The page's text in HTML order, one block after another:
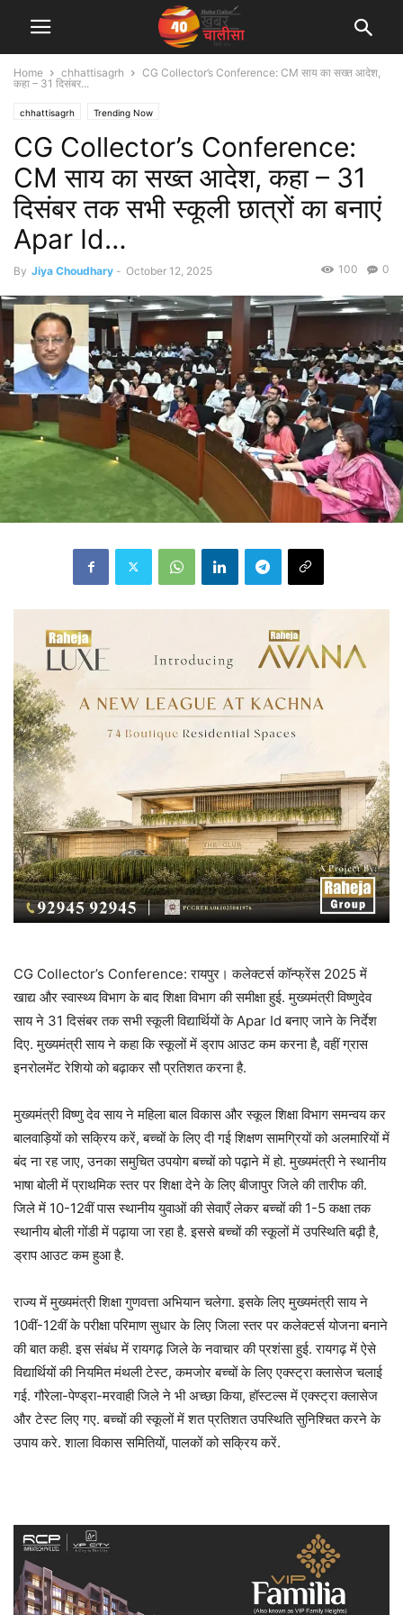
Home chhattisagrh
CG Collector’s Conference: CM साय का सख्त आदेश,
कहा – 31 दिसंबर...
chhattisagrh Trending Now
CG Collector’s Conference:
CM साय का सख्त आदेश, कहा – 31
दिसंबर तक सभी स्कूली छात्रों का बनाएं
Apar Id…
By Jiya Choudhary - October 12, 2025 0
100
CG Collector’s Conference: रायपुर। कलेक्टर्स कॉन्फ्रेंस 2025 में
खाद्य और स्वास्थ्य विभाग के बाद शिक्षा विभाग की समीक्षा हुई. मुख्यमंत्री विष्णुदेव
साय ने 31 दिसंबर तक सभी स्कूली विद्यार्थियों के Apar Id बनाए जाने के निर्देश
दिए. मुख्यमंत्री साय ने कहा कि स्कूलों में ड्राप आउट कम करना है, वहीं ग्रास
इनरोलमेंट रेशियो को बढ़ाकर सौ प्रतिशत करना है.
मुख्यमंत्री विष्णु देव साय ने महिला बाल विकास और स्कूल शिक्षा विभाग समन्वय कर
बालवाड़ियों को सक्रिय करें, बच्चों के लिए दी गई शिक्षण सामग्रियों को अलमारियों में
बंद ना रह जाए, उनका समुचित उपयोग बच्चों को पढ़ाने में हो. मुख्यमंत्री ने स्थानीय
भाषा बोली में प्राथमिक स्तर पर शिक्षा देने के लिए बीजापुर जिले की तारीफ की.
जिले में 10-12वीं पास स्थानीय युवाओं की सेवाएँ लेकर बच्चों की 1-5 कक्षा तक
स्थानीय बोली गोंडी में पढ़ाया जा रहा है. इससे बच्चों की स्कूलों में उपस्थिति बढ़ी है,
ड्राप आउट कम हुआ है.
राज्य में मुख्यमंत्री शिक्षा गुणवत्ता अभियान चलेगा. इसके लिए मुख्यमंत्री साय ने
10वीं-12वीं के परीक्षा परिमाण सुधार के लिए जिला स्तर पर कलेक्टर्स योजना बनाने
की बात कही. इस संबंध में रायगढ़ जिले के नवाचार की प्रशंसा हुई. रायगढ़ में ऐसे
विद्यार्थियों की नियमित मंथली टेस्ट, कमजोर बच्चों के लिए एक्स्ट्रा क्लासेज चलाई
गई. गौरेला-पेण्ड्रा-मरवाही जिले ने भी अच्छा किया, हॉस्टल्स में एक्स्ट्रा क्लासेज
और टेस्ट लिए गए. बच्चों की स्कूलों में शत प्रतिशत उपस्थिति सुनिश्चित करने के
उपाय करे. शाला विकास समितियों, पालकों को सक्रिय करें.